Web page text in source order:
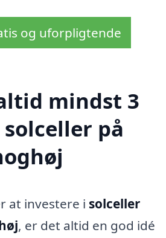
og uforpligtende
mindst 3
på
at investere i solceller
, er det altid en god idé